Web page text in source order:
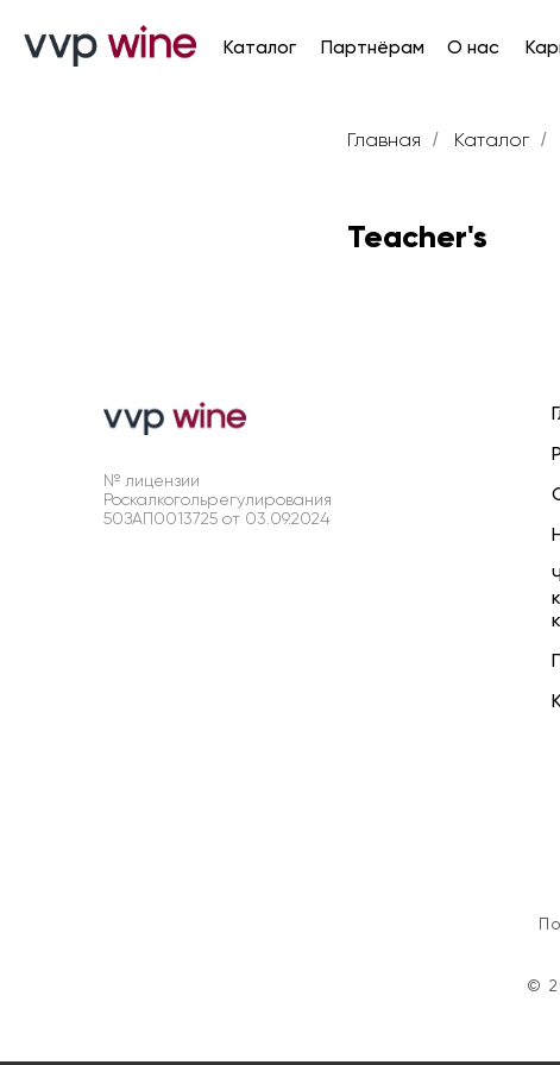
Каталог Партнёрам О нас Карьера
Главная / Каталог /
Teacher's
№ лицензии
Роскалкогольрегулирования
50ЗАП0013725 от 03.09.2024
©